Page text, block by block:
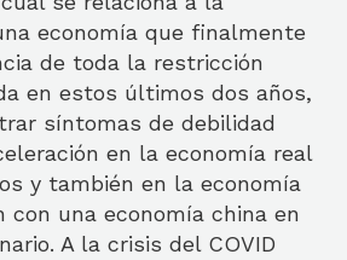
economía que finalmente
de toda la restricción
en estos últimos dos años,
síntomas de debilidad
en la economía real
y también en la economía
con una economía china en
A la crisis del COVID